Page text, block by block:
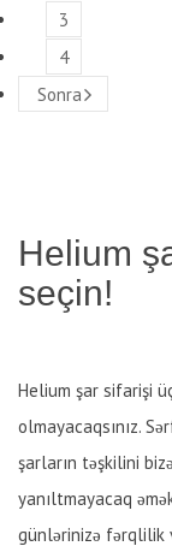
3
4
Sonra
Helium
seçin!
Helium şar sifarişi
olmayacaqsınız.
şarların təşkilini
yanıltmayacaq
günlərinizə fərqlilik